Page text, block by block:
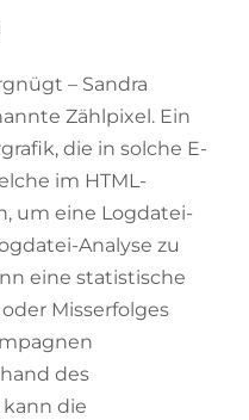
– Sandra
Zählpixel. Ein
die in solche E-
im HTML-
um eine Logdatei-
Analyse zu
eine statistische
Misserfolges
des
die